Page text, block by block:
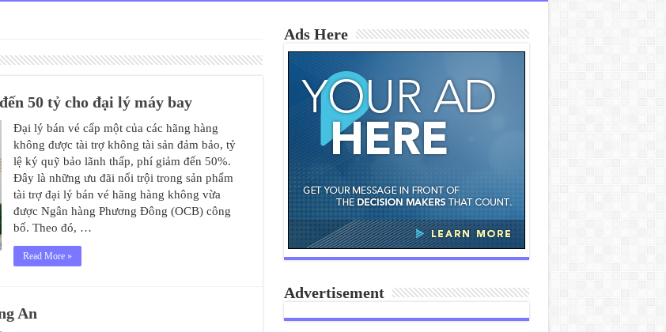
50 tỷ cho đại lý máy bay
Đại lý bán vé cấp một của các hãng hàng
không được tài trợ không tài sản đảm bảo, tỷ
lệ ký quỹ bảo lãnh thấp, phí giảm đến 50%.
Đây là những ưu đãi nổi trội trong sản phẩm
tài trợ đại lý bán vé hãng hàng không vừa
được Ngân hàng Phương Đông (OCB) công
bố. Theo đó, …
Read More »
An
Ads Here
Advertisement